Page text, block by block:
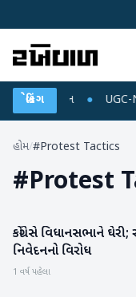
બ્રેકિંગ
ડેટા પ્લાન ● UGC-
હોમ/#Protest Tactics
#Protest
રાષ્ટ્રીય
કોંગ્રેસે વિધાનસભાને
નિવેદનનો વિરોધ
1 વર્ષ પહેલા